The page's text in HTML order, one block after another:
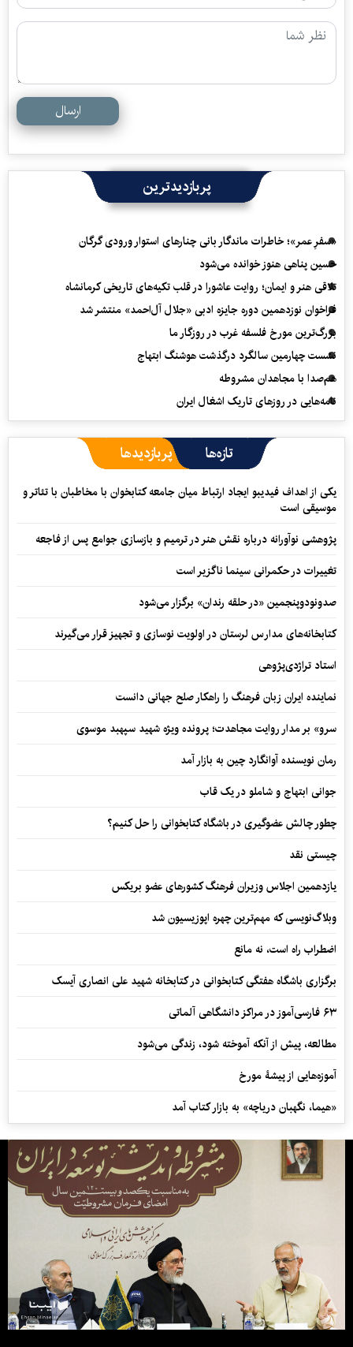
ارسال
پربازدیدترین
«سفرِ عمر»؛ خاطرات ماندگار بانی چنارهای استوار ورودی گرگان
حسین پناهی هنوز خوانده می‌شود
تلاقی هنر و ایمان؛ روایت عاشورا در قلب تکیه‌های تاریخی کرمانشاه
فراخوان نوزدهمین دوره جایزه ادبی «جلال آل‌احمد» منتشر شد
بزرگ‌ترین مورخ فلسفه غرب در روزگار ما
نشست چهارمین سالگرد درگذشت هوشنگ ابتهاج
هم‌صدا با مجاهدان مشروطه
نامه‌هایی در روزهای تاریک اشغال ایران
تازه‌ها پربازدیدها
یکی از اهداف فیدیبو ایجاد ارتباط میان جامعه کتابخوان با مخاطبان با تئاتر و
موسیقی است
پژوهشی نوآورانه درباره نقش هنر در ترمیم و بازسازی جوامع پس از فاجعه
تغییرات در حکمرانی سینما ناگزیر است
صدونودوپنجمین «در حلقه رندان» برگزار می‌شود
کتابخانه‌های مدارس لرستان در اولویت نوسازی و تجهیز قرار می‌گیرند
استاد تراژدی‌پژوهی
نماینده ایران زبان فرهنگ را راهکار صلح جهانی دانست
سرو» بر مدار روایت مجاهدت؛ پرونده ویژه شهید سپهبد موسوی
رمان نویسنده آوانگارد چین به بازار آمد
جوانی ابتهاج و شاملو در یک قاب
چطور چالش عضوگیری در باشگاه کتابخوانی را حل کنیم؟
چیستی نقد
یازدهمین اجلاس وزیران فرهنگ کشورهای عضو بریکس
وبلاگ‌نویسی که مهم‌ترین چهره اپوزیسیون شد
اضطراب راه است، نه مانع
برگزاری باشگاه هفتگی کتابخوانی در کتابخانه شهید علی انصاری آیسک
۶۳ فارسی‌آموز در مراکز دانشگاهی آلماتی
مطالعه، پیش از آنکه آموخته شود، زندگی می‌شود
آموزه‌هایی از پیشۀ مورخ
«هیما، نگهبان دریاچه» به بازار کتاب آمد